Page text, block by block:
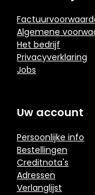
Algemene
Het bedrijf
Privacyverklaring
Jobs
Uw account
Persoonlijke info
Bestellingen
Creditnota's
Adressen
Verlanglijst